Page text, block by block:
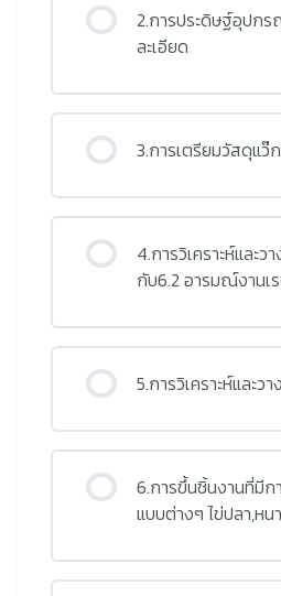
2.การประดิษฐ์อุปก
ละเอียด
3.การเตรียมวัสดุแว๊
4.การวิเคราะห์และ
กับ6.2 อารมณ์งาน
5.การวิเคราะห์และว
6.การขึ้นชิ้นงานที่มี
แบบต่างๆ ไข่ปลา,หน